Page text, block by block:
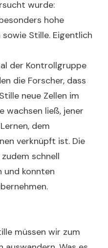
wurde:
hohe
sowie Stille. Eigentlich
der Kontrollgruppe
die Forscher, dass
neue Zellen im
wachsen ließ, jener
dem
verknüpft ist. Die
schnell
und konnten
müssen wir zum